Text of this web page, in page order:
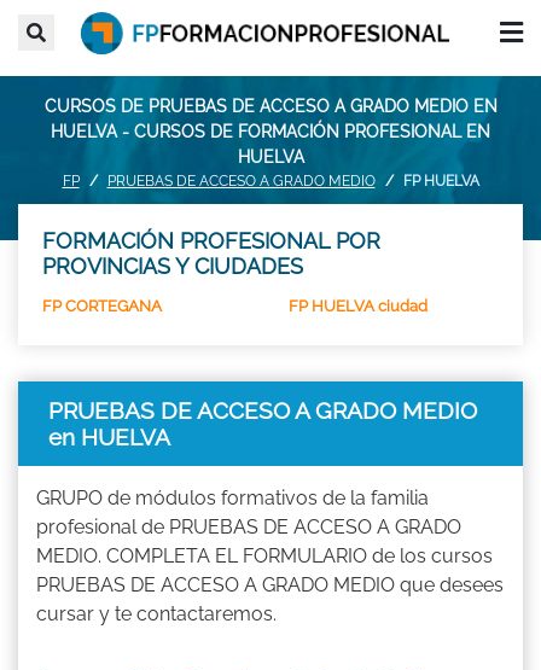
CURSOS DE PRUEBAS DE ACCESO A GRADO MEDIO EN
HUELVA - CURSOS DE FORMACIÓN PROFESIONAL EN
HUELVA
FP PRUEBAS DE ACCESO A GRADO MEDIO FP HUELVA
FORMACIÓN PROFESIONAL POR
PROVINCIAS Y CIUDADES
FP CORTEGANA FP HUELVA ciudad
PRUEBAS DE ACCESO A GRADO MEDIO
en HUELVA
GRUPO de módulos formativos de la familia
profesional de PRUEBAS DE ACCESO A GRADO
MEDIO. COMPLETA EL FORMULARIO de los cursos
PRUEBAS DE ACCESO A GRADO MEDIO que desees
cursar y te contactaremos.